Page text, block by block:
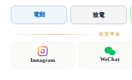
電郵 致電
社交平台
Instagram WeChat